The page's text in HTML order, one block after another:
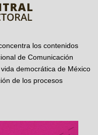
los contenidos
de Comunicación
democrática de México
de los procesos